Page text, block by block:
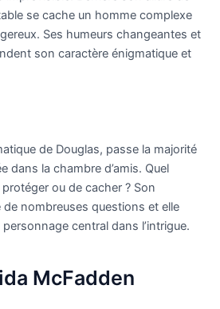
se cache un homme complexe
Ses humeurs changeantes et
son caractère énigmatique et
de Douglas, passe la majorité
dans la chambre d’amis. Quel
ou de cacher ? Son
nombreuses questions et elle
central dans l’intrigue.
McFadden